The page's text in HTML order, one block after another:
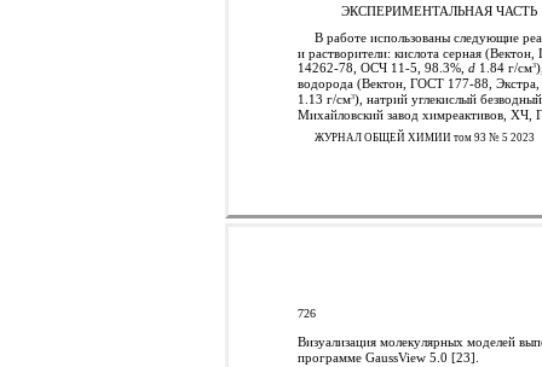
ЭКСПЕРИМЕНТАЛЬНАЯ ЧАСТЬ
В работе использованы следующие
и растворители: кислота серная
14262-78, ОСЧ 11-5, 98.3%, d1.84 г/см3
водорода (Вектон, ГОСТ 177-88,
1.13 г/см3), натрий углекислый
Михайловский завод химреактивов, ХЧ,
ЖУРНАЛ ОБЩЕЙ ХИМИИ том 93 № 5 2023
726
Визуализация молекулярных моделей
программе GaussView 5.0 [23].